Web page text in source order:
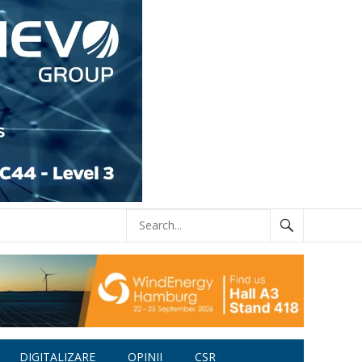
DIGITALIZARE OPINII CSR